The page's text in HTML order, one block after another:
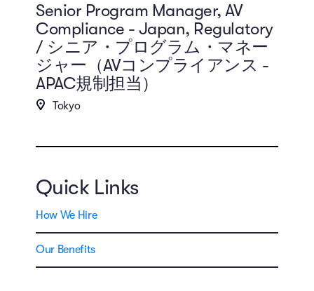
Senior Program Manager, AV
Compliance - Japan, Regulatory
/ シニア・プログラム・マネー
ジャー（AVコンプライアンス -
APAC規制担当）
Tokyo
Quick Links
How We Hire
Our Benefits